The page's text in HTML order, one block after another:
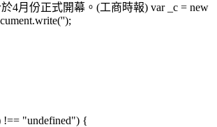
4月份正式開幕。(工商時報) var _c = new
"undefined") {